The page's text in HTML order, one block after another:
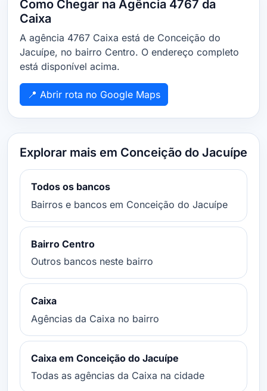
Como Chegar na Agência 4767 da
Caixa
A agência 4767 Caixa está de Conceição do
Jacuípe, no bairro Centro. O endereço completo
está disponível acima.
📍 Abrir rota no Google Maps
Explorar mais em Conceição do Jacuípe
Todos os bancos
Bairros e bancos em Conceição do Jacuípe
Bairro Centro
Outros bancos neste bairro
Caixa
Agências da Caixa no bairro
Caixa em Conceição do Jacuípe
Todas as agências da Caixa na cidade